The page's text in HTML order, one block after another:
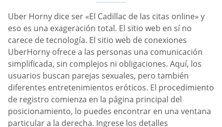
Uber Horny dice ser «El Cadillac de las citas online» y
eso es una exageración total. El sitio web en sí no
carece de tecnología. El sitio web de conexiones
UberHorny ofrece a las personas una comunicación
simplificada, sin complejos ni obligaciones. Aquí, los
usuarios buscan parejas sexuales, pero también
diferentes entretenimientos eróticos. El procedimiento
de registro comienza en la página principal del
posicionamiento, lo puedes encontrar en una ventana
particular a la derecha. Ingrese los detalles